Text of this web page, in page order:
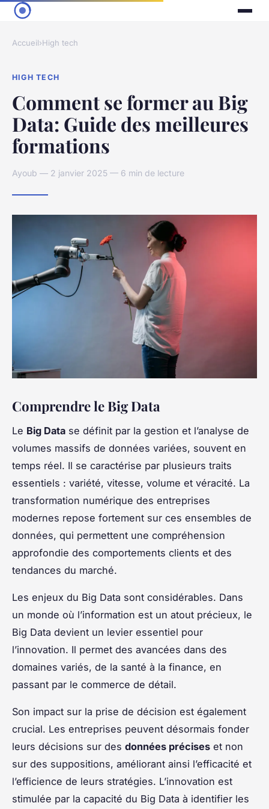
Accueil›High tech
HIGH TECH
Comment se former au Big
Data: Guide des meilleures
formations
Ayoub — 2 janvier 2025 — 6 min de lecture
Comprendre le Big Data
Le Big Data se définit par la gestion et l’analyse de
volumes massifs de données variées, souvent en
temps réel. Il se caractérise par plusieurs traits
essentiels : variété, vitesse, volume et véracité. La
transformation numérique des entreprises
modernes repose fortement sur ces ensembles de
données, qui permettent une compréhension
approfondie des comportements clients et des
tendances du marché.
Les enjeux du Big Data sont considérables. Dans
un monde où l’information est un atout précieux, le
Big Data devient un levier essentiel pour
l’innovation. Il permet des avancées dans des
domaines variés, de la santé à la finance, en
passant par le commerce de détail.
Son impact sur la prise de décision est également
crucial. Les entreprises peuvent désormais fonder
leurs décisions sur des données précises et non
sur des suppositions, améliorant ainsi l’efficacité et
l’efficience de leurs stratégies. L’innovation est
stimulée par la capacité du Big Data à identifier les